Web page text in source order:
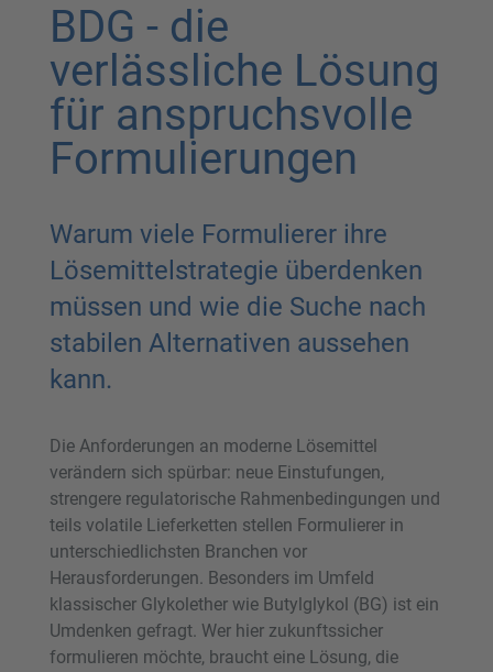
BDG - die
verlässliche Lösung
für anspruchsvolle
Formulierungen
Warum viele Formulierer ihre
Lösemittelstrategie überdenken
müssen und wie die Suche nach
stabilen Alternativen aussehen
kann.
Die Anforderungen an moderne Lösemittel
verändern sich spürbar: neue Einstufungen,
strengere regulatorische Rahmenbedingungen und
teils volatile Lieferketten stellen Formulierer in
unterschiedlichsten Branchen vor
Herausforderungen. Besonders im Umfeld
klassischer Glykolether wie Butylglykol (BG) ist ein
Umdenken gefragt. Wer hier zukunftssicher
formulieren möchte, braucht eine Lösung, die